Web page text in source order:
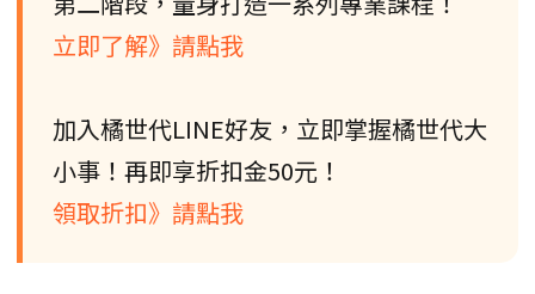
立即了解》請點我
加入橘世代LINE好友，立即掌握橘世代大
小事！再即享折扣金50元！
領取折扣》請點我